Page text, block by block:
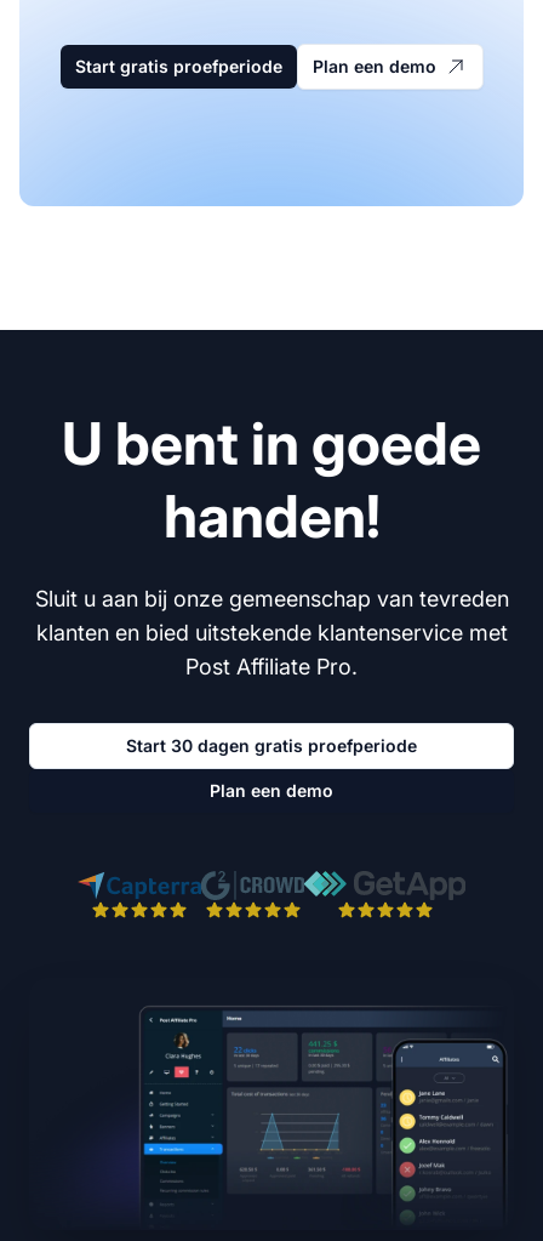
Start gratis proefperiode Plan een demo
U bent in goede
handen!
Sluit u aan bij onze gemeenschap van tevreden
klanten en bied uitstekende klantenservice met
Post Affiliate Pro.
Start 30 dagen gratis proefperiode
Plan een demo